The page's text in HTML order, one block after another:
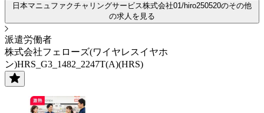
日本マニュファクチャリングサービス株式会社01/hiro250520のその他
の求人を見る
派遣労働者
株式会社フェローズ(ワイヤレスイヤホ
ン)HRS_G3_1482_2247T(A)(HRS)